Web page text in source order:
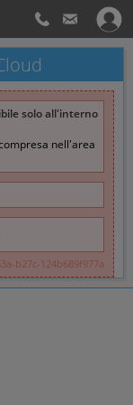
solo all'interno
nell'area
b27c-124b689f977a